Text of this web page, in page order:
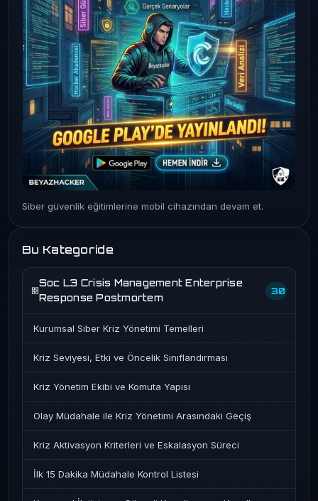
Siber güvenlik eğitimlerine mobil cihazından devam et.
Bu Kategoride
Soc L3 Crisis Management Enterprise
Response Postmortem
30
Kurumsal Siber Kriz Yönetimi Temelleri
Kriz Seviyesi, Etki ve Öncelik Sınıflandırması
Kriz Yönetim Ekibi ve Komuta Yapısı
Olay Müdahale ile Kriz Yönetimi Arasındaki Geçiş
Kriz Aktivasyon Kriterleri ve Eskalasyon Süreci
İlk 15 Dakika Müdahale Kontrol Listesi